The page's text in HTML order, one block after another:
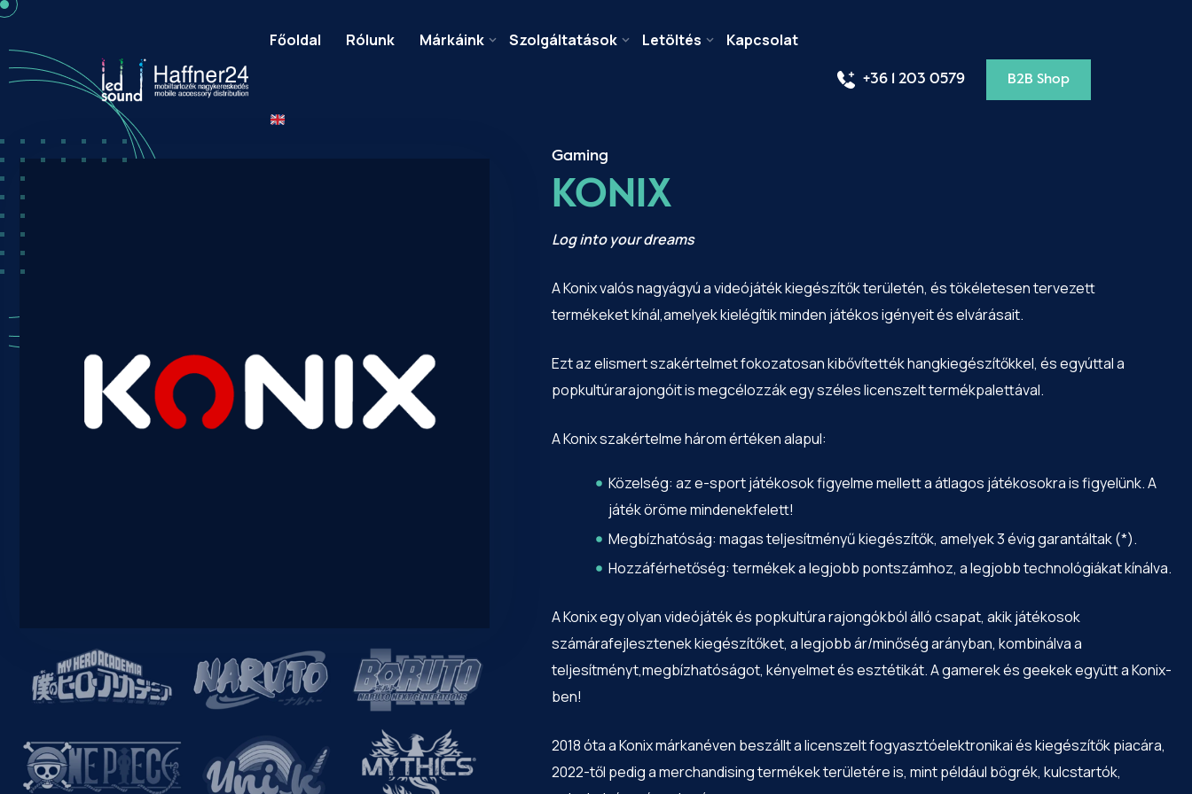
Főoldal Rólunk Márkáink Szolgáltatások Letöltés Kapcsolat
+36 1 203 0579 B2B Shop
Gaming
KONIX
Log into your dreams
A Konix valós nagyágyú a videójáték kiegészítők területén, és tökéletesen tervezett
termékeket kínál,amelyek kielégítik minden játékos igényeit és elvárásait.
Ezt az elismert szakértelmet fokozatosan kibővítették hangkiegészítőkkel, és egyúttal a
popkultúrarajongóit is megcélozzák egy széles licenszelt termékpalettával.
A Konix szakértelme három értéken alapul:
Közelség: az e-sport játékosok figyelme mellett a átlagos játékosokra is figyelünk. A
játék öröme mindenekfelett!
Megbízhatóság: magas teljesítményű kiegészítők, amelyek 3 évig garantáltak (*).
Hozzáférhetőség: termékek a legjobb pontszámhoz, a legjobb technológiákat kínálva.
A Konix egy olyan videójáték és popkultúra rajongókból álló csapat, akik játékosok
számárafejlesztenek kiegészítőket, a legjobb ár/minőség arányban, kombinálva a
teljesítményt,megbízhatóságot, kényelmet és esztétikát. A gamerek és geekek együtt a Konix-
ben!
2018 óta a Konix márkanéven beszállt a licenszelt fogyasztóelektronikai és kiegészítők piacára,
2022-től pedig a merchandising termékek területére is, mint például bögrék, kulcstartók,